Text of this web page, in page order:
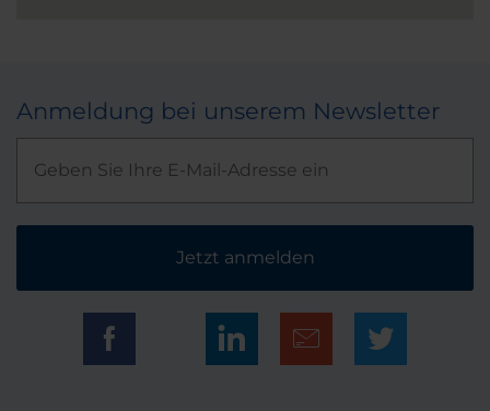
Anmeldung bei unserem Newsletter
Jetzt anmelden